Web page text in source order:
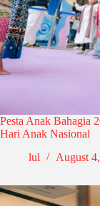
Pesta Anak Bahagia
Hari Anak Nasional
lul
August